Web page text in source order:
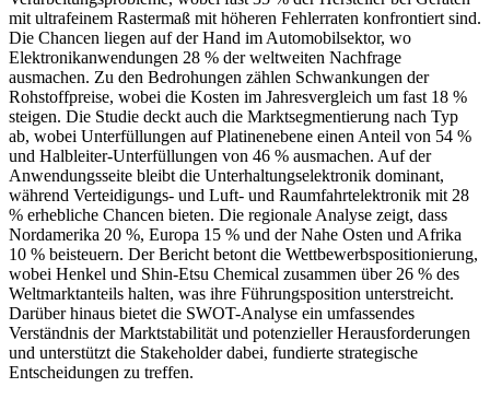
mit ultrafeinem Rastermaß mit höheren Fehlerraten konfrontiert sind.
Die Chancen liegen auf der Hand im Automobilsektor, wo
Elektronikanwendungen 28 % der weltweiten Nachfrage
ausmachen. Zu den Bedrohungen zählen Schwankungen der
Rohstoffpreise, wobei die Kosten im Jahresvergleich um fast 18 %
steigen. Die Studie deckt auch die Marktsegmentierung nach Typ
ab, wobei Unterfüllungen auf Platinenebene einen Anteil von 54 %
und Halbleiter-Unterfüllungen von 46 % ausmachen. Auf der
Anwendungsseite bleibt die Unterhaltungselektronik dominant,
während Verteidigungs- und Luft- und Raumfahrtelektronik mit 28
% erhebliche Chancen bieten. Die regionale Analyse zeigt, dass
Nordamerika 20 %, Europa 15 % und der Nahe Osten und Afrika
10 % beisteuern. Der Bericht betont die Wettbewerbspositionierung,
wobei Henkel und Shin-Etsu Chemical zusammen über 26 % des
Weltmarktanteils halten, was ihre Führungsposition unterstreicht.
Darüber hinaus bietet die SWOT-Analyse ein umfassendes
Verständnis der Marktstabilität und potenzieller Herausforderungen
und unterstützt die Stakeholder dabei, fundierte strategische
Entscheidungen zu treffen.